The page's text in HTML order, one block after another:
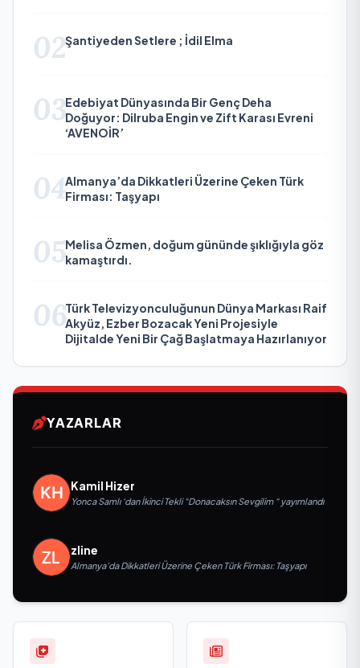
02Şantiyeden Setlere ; İdil Elma
03Edebiyat Dünyasında Bir Genç Deha
Doğuyor: Dilruba Engin ve Zift Karası Evreni
‘AVENOİR’
04Almanya’da Dikkatleri Üzerine Çeken Türk
Firması: Taşyapı
05Melisa Özmen, doğum gününde şıklığıyla göz
kamaştırdı.
06Türk Televizyonculuğunun Dünya Markası Raif
Akyüz, Ezber Bozacak Yeni Projesiyle
Dijitalde Yeni Bir Çağ Başlatmaya Hazırlanıyor
YAZARLAR
Kamil Hizer
Yonca Samlı ‘dan İkinci Tekli “Donacaksın Sevgilim “ yayımlandı
zline
Almanya’da Dikkatleri Üzerine Çeken Türk Firması: Taşyapı